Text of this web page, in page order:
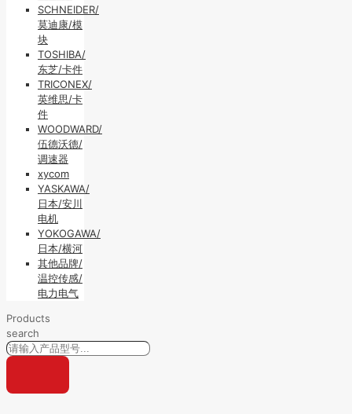
SCHNEIDER/
莫迪康/模
块
TOSHIBA/
东芝/卡件
TRICONEX/
英维思/卡
件
WOODWARD/
伍德沃德/
调速器
xycom
YASKAWA/
日本/安川
电机
YOKOGAWA/
日本/横河
其他品牌/
温控传感/
电力电气
Products
search